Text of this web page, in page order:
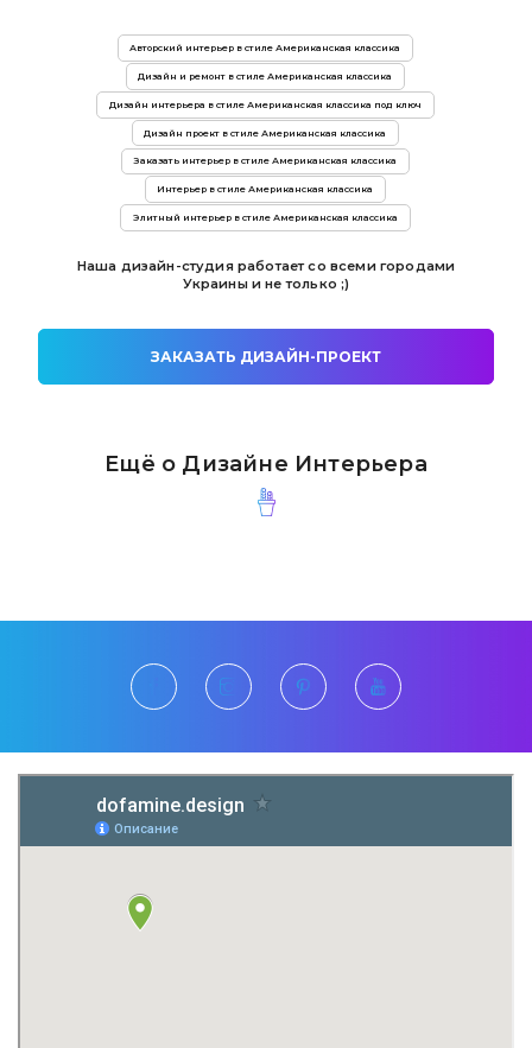
Авторский интерьер в стиле Американская классика
Дизайн и ремонт в стиле Американская классика
Дизайн интерьера в стиле Американская классика под ключ
Дизайн проект в стиле Американская классика
Заказать интерьер в стиле Американская классика
Интерьер в стиле Американская классика
Элитный интерьер в стиле Американская классика
Наша дизайн-студия работает со всеми городами
Украины и не только ;)
ЗАКАЗАТЬ ДИЗАЙН-ПРОЕКТ
Ещё о Дизайне Интерьера